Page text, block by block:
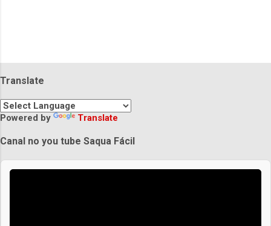
Translate
Powered by Translate
Canal no you tube Saqua Fácil